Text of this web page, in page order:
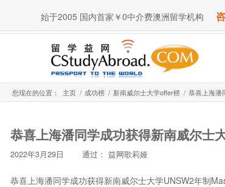
始于2005 国内首家￥0中介费澳洲留学机构
您现在的位置： 主页 / 成功榜 / 新南威尔士大学offer榜 / 恭喜上海潘
恭喜上海潘同学成功获得新南威尔士
2022年3月29日 通过： 益网歌莉娅
恭喜上海潘同学成功获得新南威尔士大学UNSW2年制